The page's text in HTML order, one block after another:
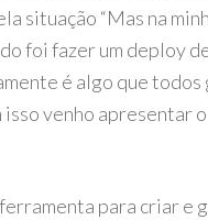
situação “Mas na
foi fazer um deploy
é algo que todos
isso venho apresentar
ferramenta para criar e